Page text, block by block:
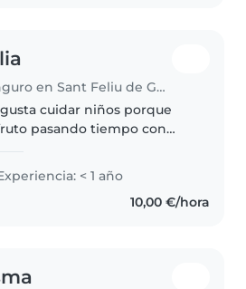
Canguro en Sant Feliu de Guíxols
cuidar niños porque
pasando tiempo con
seguro y de confianza.
no tengo experiencia
como niñera,
< 1 año
10,00 €/hora